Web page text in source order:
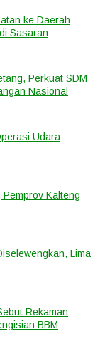
ke Daerah
Sasaran
Perkuat SDM
Nasional
Udara
Kalteng
Lima
Rekaman
BBM